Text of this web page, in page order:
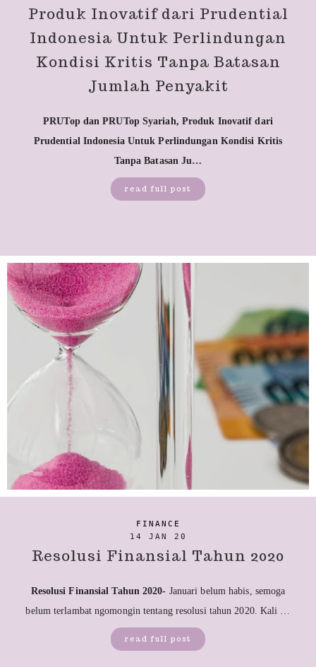
Produk Inovatif dari Prudential
Indonesia Untuk Perlindungan
Kondisi Kritis Tanpa Batasan
Jumlah Penyakit
PRUTop dan PRUTop Syariah, Produk Inovatif dari
Prudential Indonesia Untuk Perlindungan Kondisi Kritis
Tanpa Batasan Ju…
read full post
FINANCE
14 JAN 20
Resolusi Finansial Tahun 2020
Resolusi Finansial Tahun 2020- Januari belum habis, semoga
belum terlambat ngomongin tentang resolusi tahun 2020. Kali …
read full post